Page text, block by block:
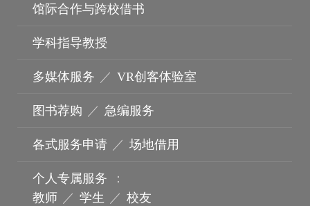
馆际合作与跨校借书
学科指导教授
多媒体服务 ／ VR创客体验室
图书荐购 ／ 急编服务
各式服务申请 ／ 场地借用
个人专属服务
：
教师 ／ 学生 ／ 校友